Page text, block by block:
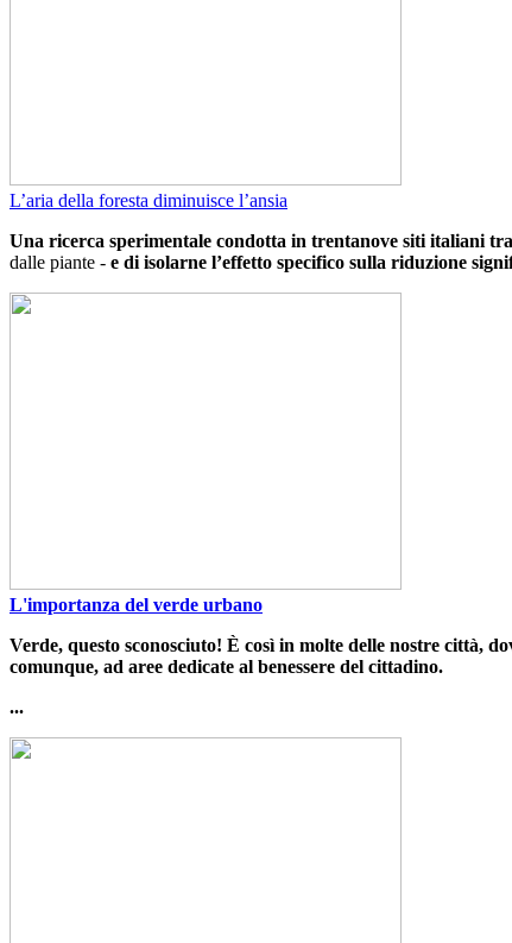
L’aria della foresta diminuisce l’ansia
Una ricerca sperimentale condotta in trentanove siti italiani
dalle piante - e di isolarne l’effetto specifico sulla riduzione
L'importanza del verde urbano
Verde, questo sconosciuto! È così in molte delle nostre città,
comunque, ad aree dedicate al benessere del cittadino.
...